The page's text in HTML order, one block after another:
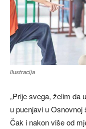
Ilustracija
„Prije svega, želim da
u pucnjavi u Osnovnoj
Čak i nakon više od